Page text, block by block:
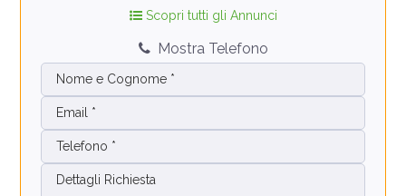
Scopri tutti gli Annunci
Mostra Telefono